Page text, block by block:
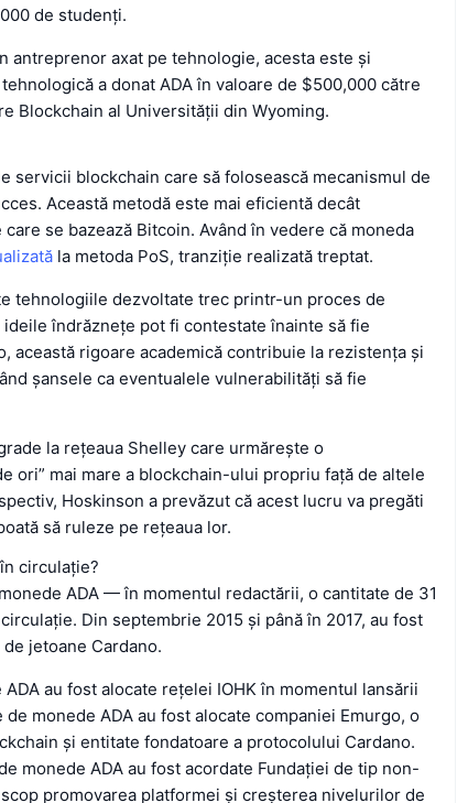
de studenți.
antreprenor axat pe tehnologie, acesta este și
a donat ADA în valoare de $500,000 către
Blockchain al Universității din Wyoming.
servicii blockchain care să folosească mecanismul de
Această metodă este mai eficientă decât
se bazează Bitcoin. Având în vedere că moneda
la metoda PoS, tranziție realizată treptat.
tehnologiile dezvoltate trec printr-un proces de
îndrăznețe pot fi contestate înainte să fie
această rigoare academică contribuie la rezistența și
șansele ca eventualele vulnerabilități să fie
la rețeaua Shelley care urmărește o
ori” mai mare a blockchain-ului propriu față de altele
Hoskinson a prevăzut că acest lucru va pregăti
să ruleze pe rețeaua lor.
circulație?
ADA — în momentul redactării, o cantitate de 31
Din septembrie 2015 și până în 2017, au fost
jetoane Cardano.
au fost alocate rețelei IOHK în momentul lansării
monede ADA au fost alocate companiei Emurgo, o
și entitate fondatoare a protocolului Cardano.
monede ADA au fost acordate Fundației de tip non-
promovarea platformei și creșterea nivelurilor de